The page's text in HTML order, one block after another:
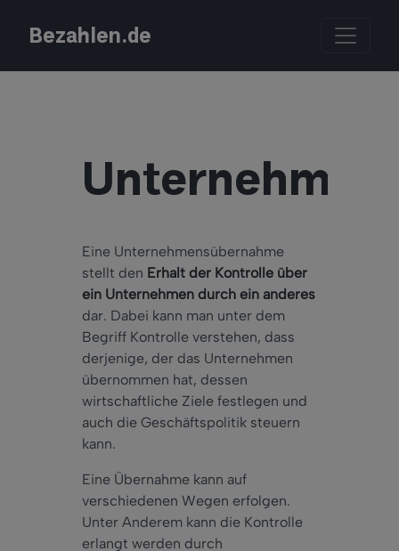
Bezahlen.de
Eine Unternehmensübernahme
stellt den Erhalt der Kontrolle über
ein Unternehmen durch ein anderes
dar. Dabei kann man unter dem
Begriff Kontrolle verstehen, dass
derjenige, der das Unternehmen
übernommen hat, dessen
wirtschaftliche Ziele festlegen und
auch die Geschäftspolitik steuern
kann.
Eine Übernahme kann auf
verschiedenen Wegen erfolgen.
Unter Anderem kann die Kontrolle
erlangt werden durch